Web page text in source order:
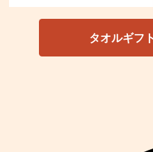
タオルギフ